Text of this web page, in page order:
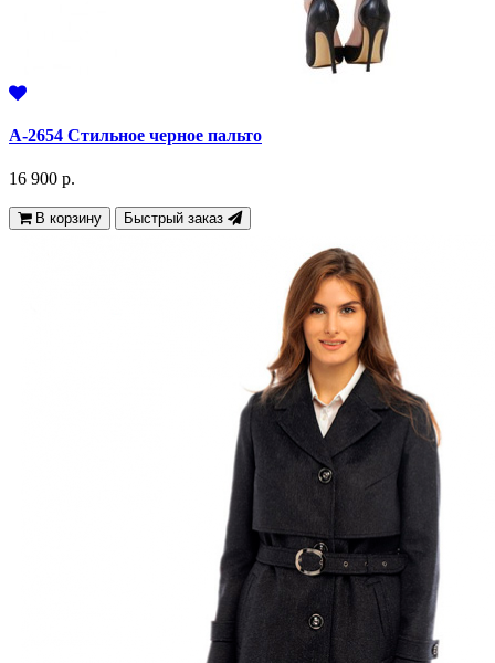
А-2654 Стильное черное пальто
16 900 р.
В корзину Быстрый заказ